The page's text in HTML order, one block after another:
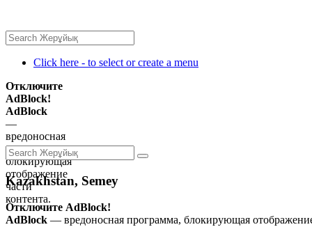
Click here - to select or create a menu
Отключите
AdBlock!
AdBlock
—
вредоносная
программа,
блокирующая
отображение
части
контента.
Kazakhstan, Semey
Отключите AdBlock!
AdBlock — вредоносная программа, блокирующая